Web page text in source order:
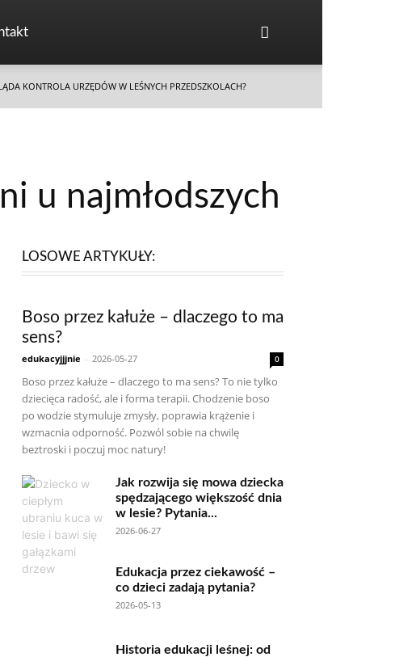
KONTROLA URZĘDÓW W LEŚNYCH PRZEDSZKOLACH?
u najmłodszych
LOSOWE ARTYKUŁY:
Boso przez kałuże – dlaczego to ma
sens?
edukacyjjjnie - 2026-05-27 0
Boso przez kałuże – dlaczego to ma sens? To nie tylko
dziecięca radość, ale i forma terapii. Chodzenie boso
po wodzie stymuluje zmysły, poprawia krążenie i
wzmacnia odporność. Pozwól sobie na chwilę
beztroski i poczuj moc natury!
Jak rozwija się mowa dziecka
spędzającego większość dnia
w lesie? Pytania...
2026-06-27
Edukacja przez ciekawość –
co dzieci zadają pytania?
2026-05-13
Historia edukacji leśnej: od